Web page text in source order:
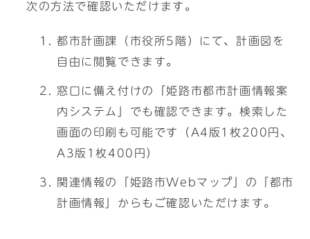
次の方法で確認いただけます。
都市計画課（市役所5階）にて、計画図を
自由に閲覧できます。
窓口に備え付けの「姫路市都市計画情報案
内システム」でも確認できます。検索した
画面の印刷も可能です（A4版1枚200円、
A3版1枚400円）
関連情報の「姫路市Webマップ」の「都市
計画情報」からもご確認いただけます。